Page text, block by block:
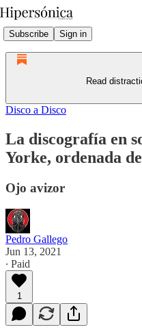
Subscribe Sign in
Read
Disco a Disco
La discografía en
Yorke, ordenada
Ojo avizor
Pedro Gallego
Jun 13, 2021
∙ Paid
1